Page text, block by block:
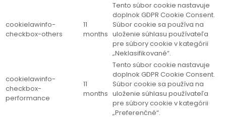
cookielawinfo-
checkbox-others
11
months
Tento súbor cookie nastavuje
doplnok GDPR Cookie Consent.
Súbor cookie sa používa na
uloženie súhlasu používateľa
pre súbory cookie v kategórii
„Neklasifikované“.
cookielawinfo-
checkbox-
performance
11
months
Tento súbor cookie nastavuje
doplnok GDPR Cookie Consent.
Súbor cookie sa používa na
uloženie súhlasu používateľa
pre súbory cookie v kategórii
„Preferenčné“.